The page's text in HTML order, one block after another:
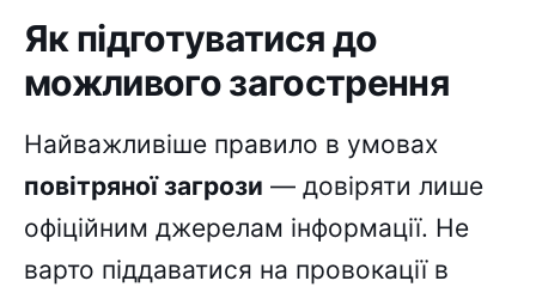
Як підготуватися до
можливого загострення
Найважливіше правило в умовах
повітряної загрози — довіряти лише
офіційним джерелам інформації. Не
варто піддаватися на провокації в